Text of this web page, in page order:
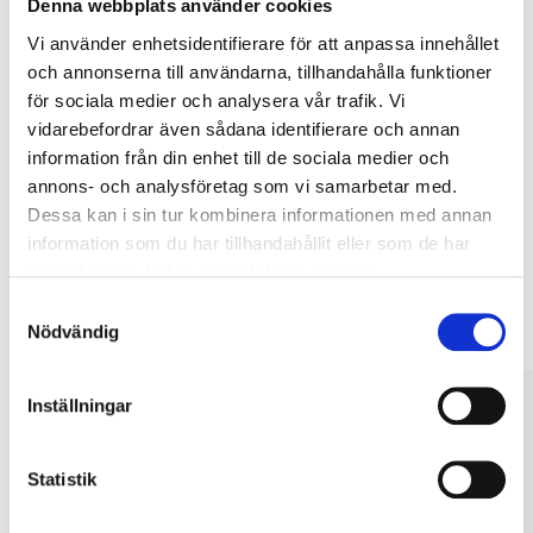
Denna webbplats använder cookies
Vi använder enhetsidentifierare för att anpassa innehållet
och annonserna till användarna, tillhandahålla funktioner
för sociala medier och analysera vår trafik. Vi
vidarebefordrar även sådana identifierare och annan
information från din enhet till de sociala medier och
annons- och analysföretag som vi samarbetar med.
Dessa kan i sin tur kombinera informationen med annan
information som du har tillhandahållit eller som de har
Nödvändig
Inställningar
Statistik
Köp & Hämta
Köp & Hämta i ditt varuhus inom 2 timmar! För mer information om
tjänsten och våra villkor.